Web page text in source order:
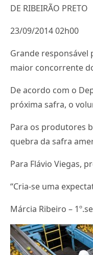
DE RIBEIRÃO PRETO
23/09/2014 02h00
Grande responsável
maior concorrente
De acordo com o
próxima safra, o
Para os produtores
quebra da safra
Para Flávio Viegas,
“Cria-se uma
Márcia Ribeiro –